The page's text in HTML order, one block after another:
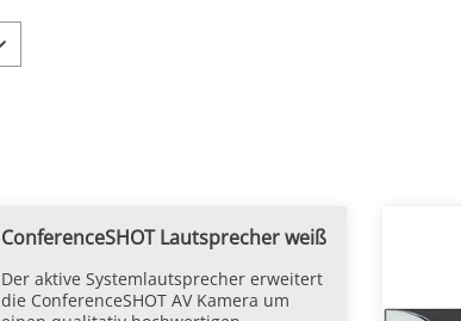
ConferenceSHOT Lautsprecher weiß
Der aktive Systemlautsprecher erweitert
die ConferenceSHOT AV Kamera um